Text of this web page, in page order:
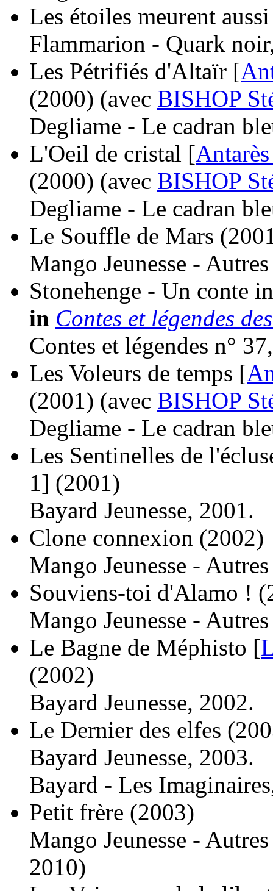
Les étoiles meurent aussi
Flammarion - Quark
Les Pétrifiés d'Altaïr [
(2000) (avec BISHOP
Degliame - Le cadran
L'Oeil de cristal [
(2000) (avec BISHOP
Degliame - Le cadran
Le Souffle de Mars
Mango Jeunesse -
Stonehenge - Un conte
in Contes et légendes
Contes et légendes n°
Les Voleurs de temps [
(2001) (avec BISHOP
Degliame - Le cadran
Les Sentinelles de
1] (2001)
Bayard Jeunesse, 2001.
Clone connexion (2002)
Mango Jeunesse -
Souviens-toi d'Alamo !
Mango Jeunesse -
Le Bagne de Méphisto [
(2002)
Bayard Jeunesse, 2002.
Le Dernier des elfes
Bayard Jeunesse, 2003.
Bayard - Les
Petit frère (2003)
Mango Jeunesse -
2010)